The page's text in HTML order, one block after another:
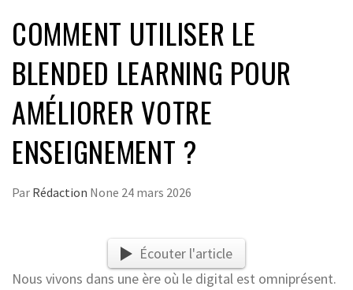
COMMENT UTILISER LE
BLENDED LEARNING POUR
AMÉLIORER VOTRE
ENSEIGNEMENT ?
Par Rédaction None 24 mars 2026
Écouter l'article
Nous vivons dans une ère où le digital est omniprésent.